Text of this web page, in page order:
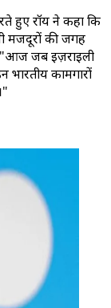
हुए रॉय ने कहा कि
मजदूरों की जगह
"आज जब इज़राइली
कामगारों